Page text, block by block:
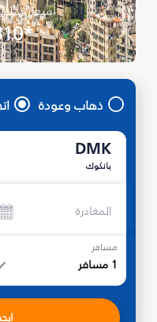
أسعار
*THB 19,310
ذهاب وعودة
DMK
بانكوك
المغادرة
مسافر
1 مسافر